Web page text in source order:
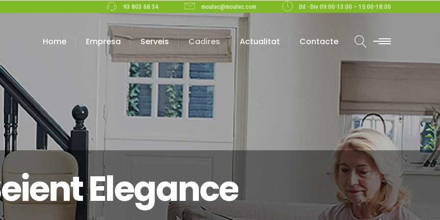
93 803 68 34 moutec@moutec.com Dil - Div 09:00-13:00 – 15:00-18:00
Home Empresa Serveis Cadires Actualitat Contacte
Elegance